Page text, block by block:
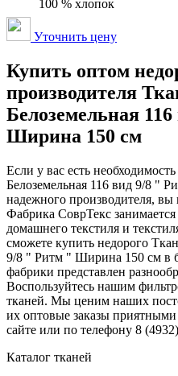
100 % хлопок
Уточнить цену
Купить оптом
производителя
Белоземельная
Ширина 150 см
Если у вас есть
Белоземельная 116 вид 9/8 "
надежного производителя,
Фабрика СоврТекс
домашнего текстиля и
сможете купить недорого
9/8 " Ритм " Ширина 150 см в
фабрики представлен
Воспользуйтесь нашим
тканей. Мы ценим наших
их оптовые заказы
сайте или по телефону 8
Каталог тканей